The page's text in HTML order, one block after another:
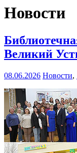
Новости
Великий
08.06.2026 Новости,